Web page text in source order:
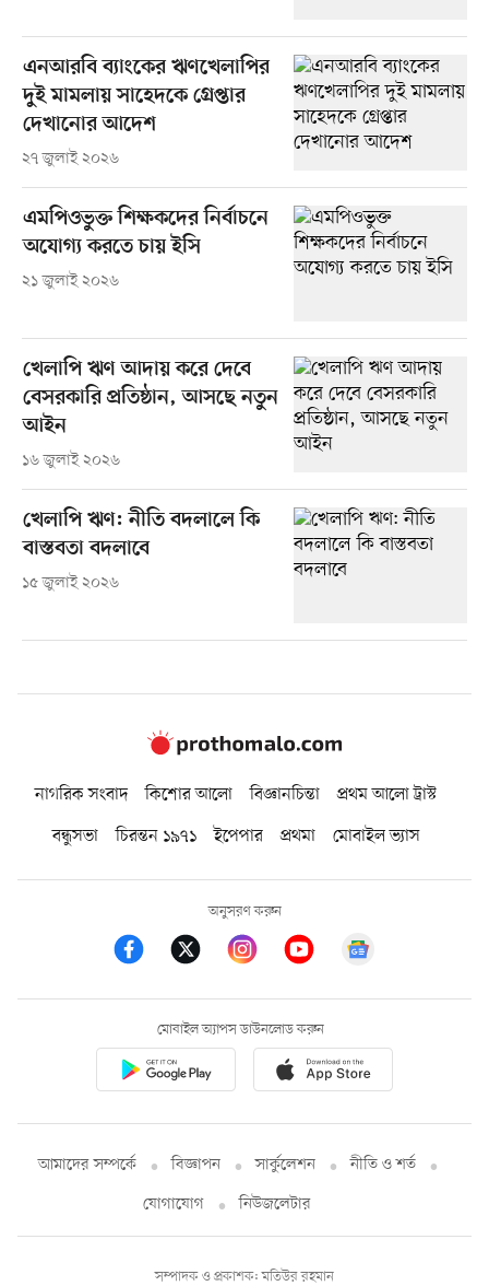
এনআরবি ব্যাংকের ঋণখেলাপির
দুই মামলায় সাহেদকে গ্রেপ্তার
দেখানোর আদেশ
২৭ জুলাই ২০২৬
এমপিওভুক্ত শিক্ষকদের নির্বাচনে
অযোগ্য করতে চায় ইসি
২১ জুলাই ২০২৬
খেলাপি ঋণ আদায় করে দেবে
বেসরকারি প্রতিষ্ঠান, আসছে নতুন
আইন
১৬ জুলাই ২০২৬
খেলাপি ঋণ: নীতি বদলালে কি
বাস্তবতা বদলাবে
১৫ জুলাই ২০২৬
নাগরিক সংবাদ কিশোর আলো বিজ্ঞানচিন্তা
প্রথম আলো ট্রাস্ট
বন্ধুসভা
চিরন্তন ১৯৭১ ইপেপার প্রথমা মোবাইল ভ্যাস
অনুসরণ করুন
মোবাইল অ্যাপস ডাউনলোড করুন
আমাদের সম্পর্কে বিজ্ঞাপন সার্কুলেশন
নীতি ও শর্ত
যোগাযোগ
নিউজলেটার
সম্পাদক ও প্রকাশক: মতিউর রহমান